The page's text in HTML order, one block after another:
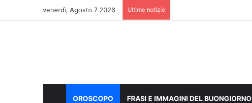
venerdì, Agosto 7 2026 Ultime notizie
OROSCOPO FRASI E IMMAGINI DEL BUONGIORNO